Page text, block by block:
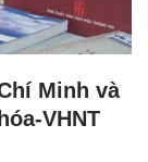
Minh và
VHNT